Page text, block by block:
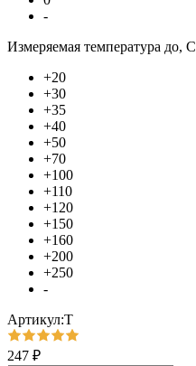
-
Измеряемая температура до, С
+20
+30
+35
+40
+50
+70
+100
+110
+120
+150
+160
+200
+250
-
Артикул:Т
247 ₽